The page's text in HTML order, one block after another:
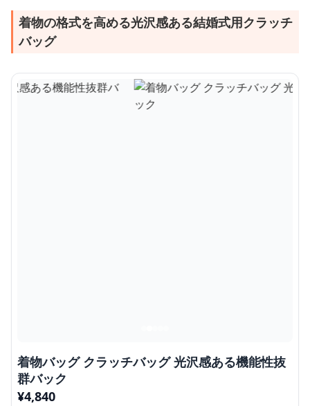
着物の格式を高める光沢感ある結婚式用クラッチ
バッグ
着物バッグ クラッチバッグ 光沢感ある機能性抜
群バック
¥4,840